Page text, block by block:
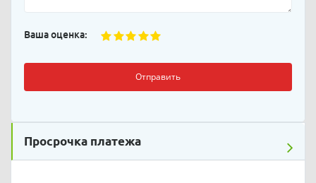
Ваша оценка:
Отправить
Просрочка платежа